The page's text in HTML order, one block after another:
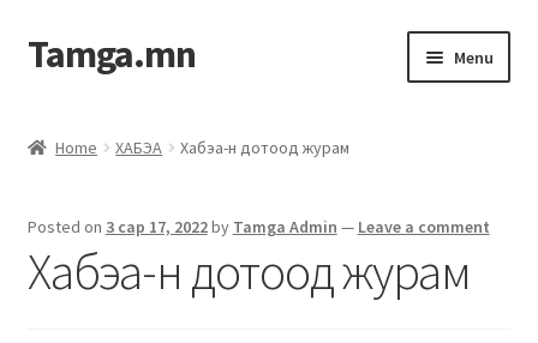
Tamga.mn Menu
Гэрээний загвар
Ажил гүйцэтгэх гэрээ
Home ХАБЭА Хабэа-н дотоод журам
Posted on 3 сар 17, 2022by Tamga Admin — Leave a comment
Хабэа-н дотоод журам